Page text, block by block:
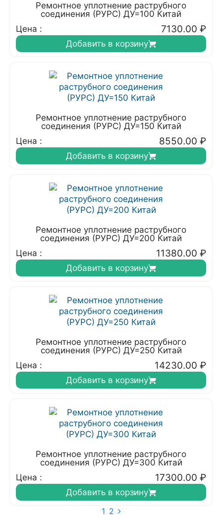
Ремонтное уплотнение раструбного
соединения (РУРС) ДУ=100 Китай
Цена :
7130.00 ₽
Добавить в корзину
Ремонтное уплотнение раструбного
соединения (РУРС) ДУ=150 Китай
Цена :
8550.00 ₽
Добавить в корзину
Ремонтное уплотнение раструбного
соединения (РУРС) ДУ=200 Китай
Цена :
11380.00 ₽
Добавить в корзину
Ремонтное уплотнение раструбного
соединения (РУРС) ДУ=250 Китай
Цена :
14230.00 ₽
Добавить в корзину
Ремонтное уплотнение раструбного
соединения (РУРС) ДУ=300 Китай
Цена :
17300.00 ₽
Добавить в корзину
1 2